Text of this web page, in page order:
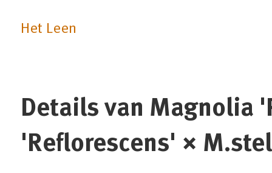
Het Leen
Details van
'Reflorescens' ×